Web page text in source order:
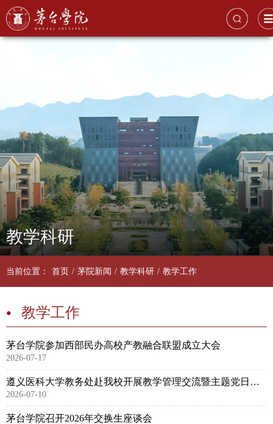
教学科研
当前位置： 首页 / 茅院新闻 / 教学科研 / 教学工作
教学工作
茅台学院参加西部民办高校产教融合联盟成立大会
2026-07-17
遵义医科大学教务处赴我校开展教学管理交流暨主题党日活动
2026-07-10
茅台学院召开2026年交换生座谈会